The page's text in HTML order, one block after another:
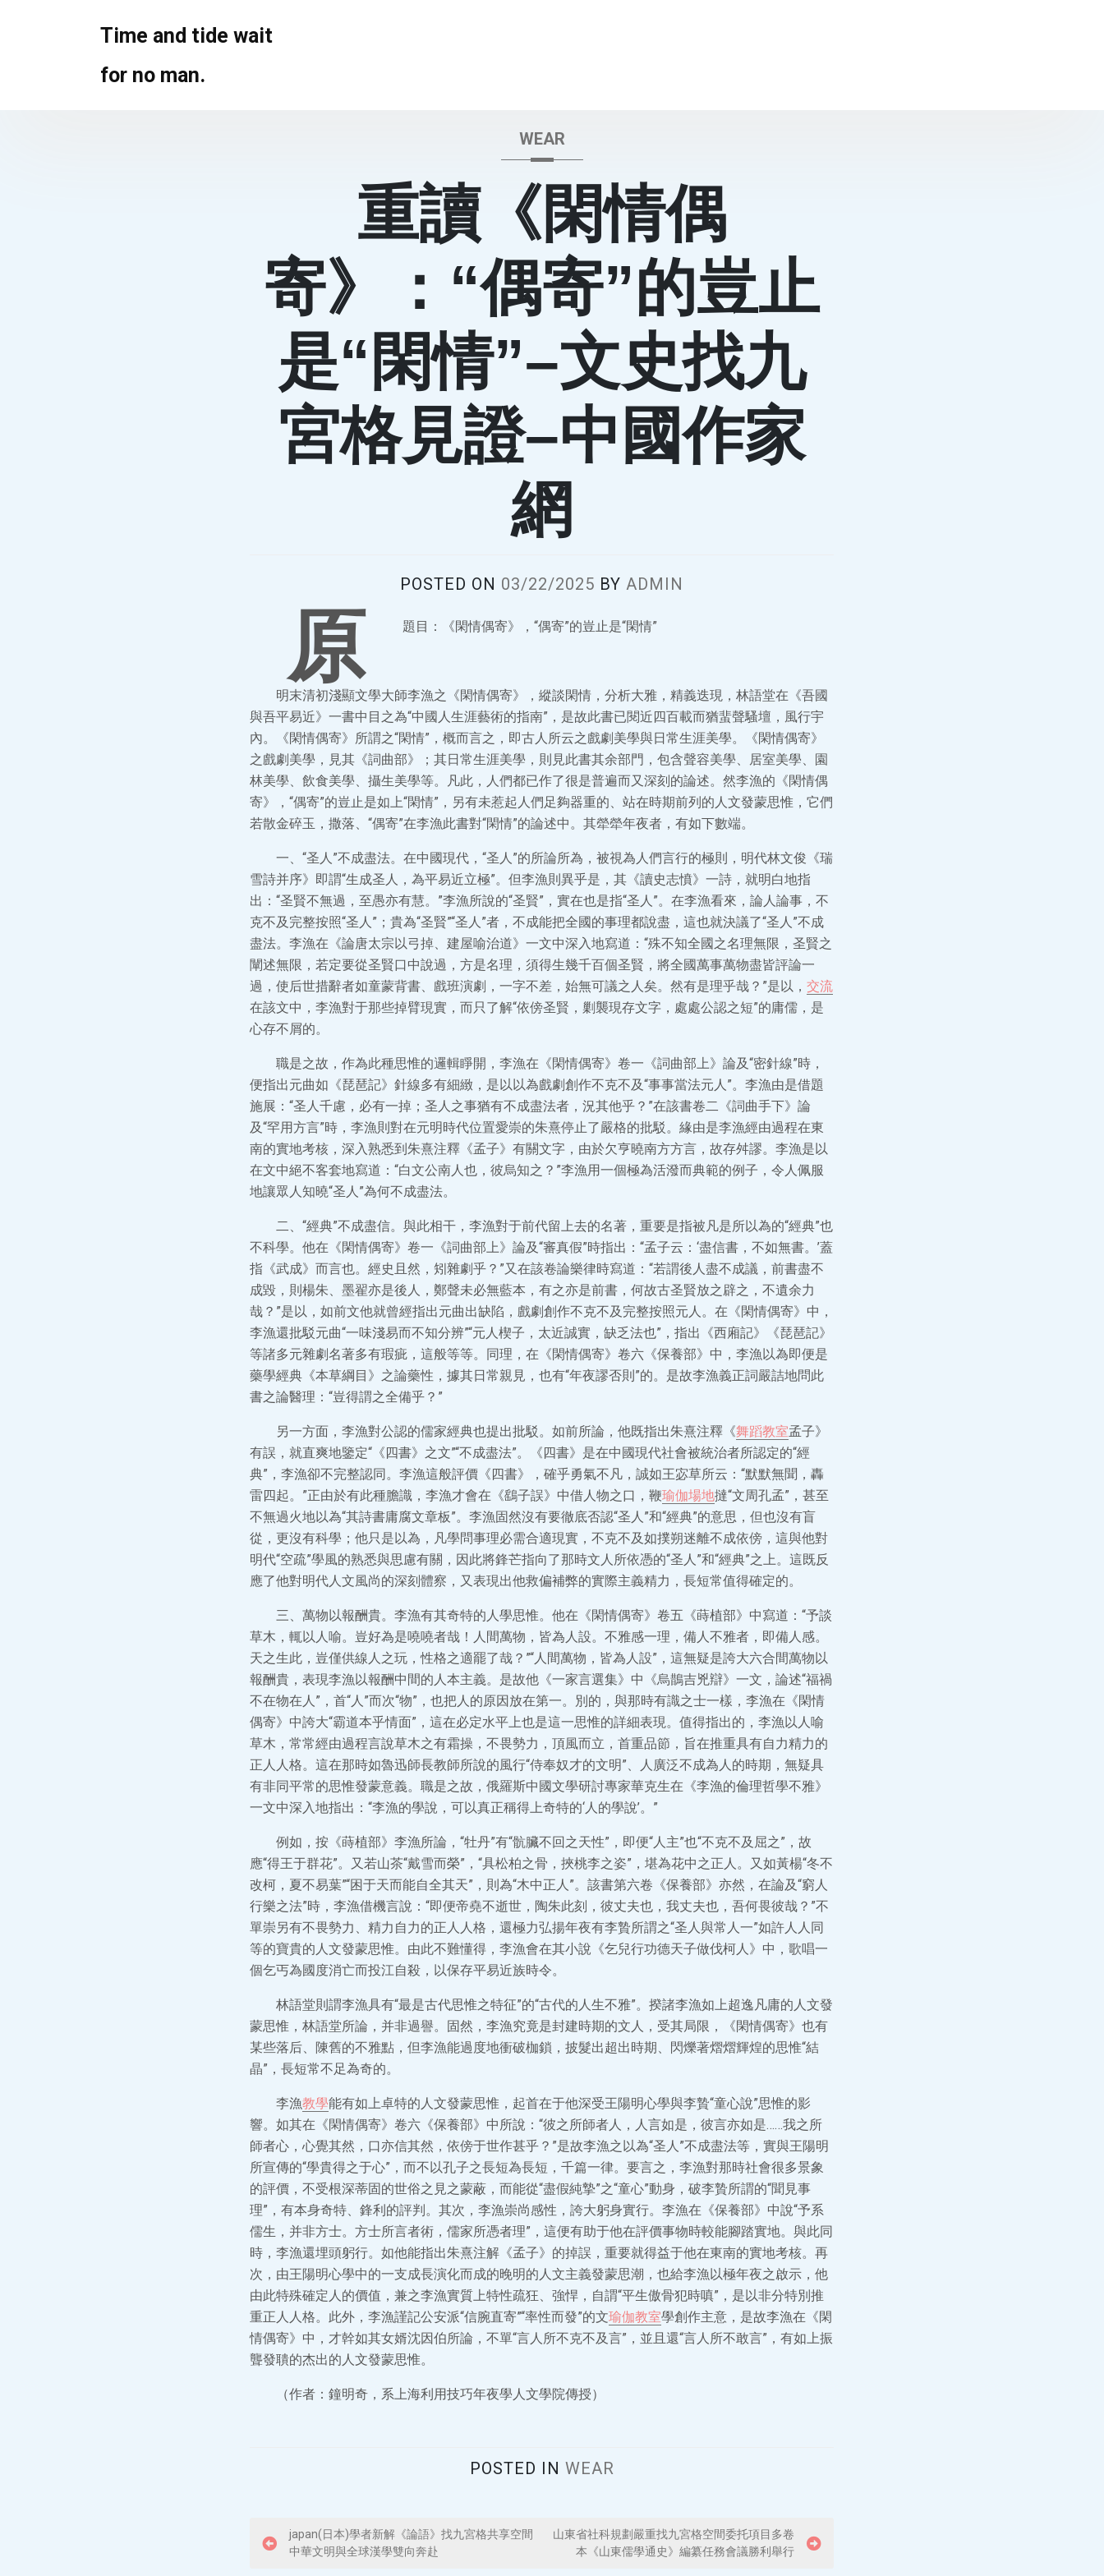
Time and tide wait
for no man.
WEAR
重讀《閑情偶
寄》：“偶寄”的豈止
是“閑情”–文史找九
宮格見證–中國作家
網
POSTED ON 03/22/2025 BY ADMIN
原 題目：《閑情偶寄》，“偶寄”的豈止是“閑情”
明末清初淺顯文學大師李漁之《閑情偶寄》，縱談閑情，分析大雅，精義迭現，林語堂在《吾國
與吾平易近》一書中目之為“中國人生涯藝術的指南”，是故此書已閱近四百載而猶蜚聲騷壇，風行宇
內。《閑情偶寄》所謂之“閑情”，概而言之，即古人所云之戲劇美學與日常生涯美學。《閑情偶寄》
之戲劇美學，見其《詞曲部》；其日常生涯美學，則見此書其余部門，包含聲容美學、居室美學、園
林美學、飲食美學、攝生美學等。凡此，人們都已作了很是普遍而又深刻的論述。然李漁的《閑情偶
寄》，“偶寄”的豈止是如上“閑情”，另有未惹起人們足夠器重的、站在時期前列的人文發蒙思惟，它們
若散金碎玉，撒落、“偶寄”在李漁此書對“閑情”的論述中。其犖犖年夜者，有如下數端。
一、“圣人”不成盡法。在中國現代，“圣人”的所論所為，被視為人們言行的極則，明代林文俊《瑞
雪詩并序》即謂“生成圣人，為平易近立極”。但李漁則異乎是，其《讀史志憤》一詩，就明白地指
出：“圣賢不無過，至愚亦有慧。”李漁所說的“圣賢”，實在也是指“圣人”。在李漁看來，論人論事，不
克不及完整按照“圣人”；貴為“圣賢”“圣人”者，不成能把全國的事理都說盡，這也就決議了“圣人”不成
盡法。李漁在《論唐太宗以弓掉、建屋喻治道》一文中深入地寫道：“殊不知全國之名理無限，圣賢之
闡述無限，若定要從圣賢口中說過，方是名理，須得生幾千百個圣賢，將全國萬事萬物盡皆評論一
過，使后世措辭者如童蒙背書、戲班演劇，一字不差，始無可議之人矣。然有是理乎哉？”是以， 交流
在該文中，李漁對于那些掉臂現實，而只了解“依傍圣賢，剿襲現存文字，處處公認之短”的庸儒，是
心存不屑的。
職是之故，作為此種思惟的邏輯睜開，李漁在《閑情偶寄》卷一《詞曲部上》論及“密針線”時，
便指出元曲如《琵琶記》針線多有細緻，是以以為戲劇創作不克不及“事事當法元人”。李漁由是借題
施展：“圣人千慮，必有一掉；圣人之事猶有不成盡法者，況其他乎？”在該書卷二《詞曲手下》論
及“罕用方言”時，李漁則對在元明時代位置愛崇的朱熹停止了嚴格的批駁。緣由是李漁經由過程在東
南的實地考核，深入熟悉到朱熹注釋《孟子》有關文字，由於欠亨曉南方方言，故存舛謬。李漁是以
在文中絕不客套地寫道：“白文公南人也，彼烏知之？”李漁用一個極為活潑而典範的例子，令人佩服
地讓眾人知曉“圣人”為何不成盡法。
二、“經典”不成盡信。與此相干，李漁對于前代留上去的名著，重要是指被凡是所以為的“經典”也
不科學。他在《閑情偶寄》卷一《詞曲部上》論及“審真假”時指出：“孟子云：‘盡信書，不如無書。’蓋
指《武成》而言也。經史且然，矧雜劇乎？”又在該卷論樂律時寫道：“若謂後人盡不成議，前書盡不
成毀，則楊朱、墨翟亦是後人，鄭聲未必無藍本，有之亦是前書，何故古圣賢放之辟之，不遺余力
哉？”是以，如前文他就曾經指出元曲出缺陷，戲劇創作不克不及完整按照元人。在《閑情偶寄》中，
李漁還批駁元曲“一味淺易而不知分辨”“元人楔子，太近誠實，缺乏法也”，指出《西廂記》《琵琶記》
等諸多元雜劇名著多有瑕疵，這般等等。同理，在《閑情偶寄》卷六《保養部》中，李漁以為即便是
藥學經典《本草綱目》之論藥性，據其日常親見，也有“年夜謬否則”的。是故李漁義正詞嚴詰地問此
書之論醫理：“豈得謂之全備乎？”
另一方面，李漁對公認的儒家經典也提出批駁。如前所論，他既指出朱熹注釋《舞蹈教室孟子》
有誤，就直爽地鑒定“《四書》之文”“不成盡法”。《四書》是在中國現代社會被統治者所認定的“經
典”，李漁卻不完整認同。李漁這般評價《四書》，確乎勇氣不凡，誠如王宓草所云：“默默無聞，轟
雷四起。”正由於有此種膽識，李漁才會在《鷂子誤》中借人物之口，鞭瑜伽場地撻“文周孔孟”，甚至
不無過火地以為“其詩書庸腐文章板”。李漁固然沒有要徹底否認“圣人”和“經典”的意思，但也沒有盲
從，更沒有科學；他只是以為，凡學問事理必需合適現實，不克不及如撲朔迷離不成依傍，這與他對
明代“空疏”學風的熟悉與思慮有關，因此將鋒芒指向了那時文人所依憑的“圣人”和“經典”之上。這既反
應了他對明代人文風尚的深刻體察，又表現出他救偏補弊的實際主義精力，長短常值得確定的。
三、萬物以報酬貴。李漁有其奇特的人學思惟。他在《閑情偶寄》卷五《蒔植部》中寫道：“予談
草木，輒以人喻。豈好為是嘵嘵者哉！人間萬物，皆為人設。不雅感一理，備人不雅者，即備人感。
天之生此，豈僅供線人之玩，性格之適罷了哉？”“人間萬物，皆為人設”，這無疑是誇大六合間萬物以
報酬貴，表現李漁以報酬中間的人本主義。是故他《一家言選集》中《烏鵲吉兇辯》一文，論述“福禍
不在物在人”，首“人”而次“物”，也把人的原因放在第一。別的，與那時有識之士一樣，李漁在《閑情
偶寄》中誇大“霸道本乎情面”，這在必定水平上也是這一思惟的詳細表現。值得指出的，李漁以人喻
草木，常常經由過程言說草木之有霜操，不畏勢力，頂風而立，首重品節，旨在推重具有自力精力的
正人人格。這在那時如魯迅師長教師所說的風行“侍奉奴才的文明”、人廣泛不成為人的時期，無疑具
有非同平常的思惟發蒙意義。職是之故，俄羅斯中國文學研討專家華克生在《李漁的倫理哲學不雅》
一文中深入地指出：“李漁的學說，可以真正稱得上奇特的‘人的學說’。”
例如，按《蒔植部》李漁所論，“牡丹”有“骯臟不回之天性”，即便“人主”也“不克不及屈之”，故
應“得王于群花”。又若山茶“戴雪而榮”，“具松柏之骨，挾桃李之姿”，堪為花中之正人。又如黃楊“冬不
改柯，夏不易葉”“困于天而能自全其天”，則為“木中正人”。該書第六卷《保養部》亦然，在論及“窮人
行樂之法”時，李漁借機言說：“即便帝堯不逝世，陶朱此刻，彼丈夫也，我丈夫也，吾何畏彼哉？”不
單崇另有不畏勢力、精力自力的正人人格，還極力弘揚年夜有李贄所謂之“圣人與常人一”如許人人同
等的寶貴的人文發蒙思惟。由此不難懂得，李漁會在其小說《乞兒行功德天子做伐柯人》中，歌唱一
個乞丐為國度消亡而投江自殺，以保存平易近族時令。
林語堂則謂李漁具有“最是古代思惟之特征”的“古代的人生不雅”。揆諸李漁如上超逸凡庸的人文發
蒙思惟，林語堂所論，并非過譽。固然，李漁究竟是封建時期的文人，受其局限，《閑情偶寄》也有
某些落后、陳舊的不雅點，但李漁能過度地衝破枷鎖，披髮出超出時期、閃爍著熠熠輝煌的思惟“結
晶”，長短常不足為奇的。
李漁教學能有如上卓特的人文發蒙思惟，起首在于他深受王陽明心學與李贄“童心說”思惟的影
響。如其在《閑情偶寄》卷六《保養部》中所說：“彼之所師者人，人言如是，彼言亦如是……我之所
師者心，心覺其然，口亦信其然，依傍于世作甚乎？”是故李漁之以為“圣人”不成盡法等，實與王陽明
所宣傳的“學貴得之于心”，而不以孔子之長短為長短，千篇一律。要言之，李漁對那時社會很多景象
的評價，不受根深蒂固的世俗之見之蒙蔽，而能從“盡假純摯”之“童心”動身，破李贄所謂的“聞見事
理”，有本身奇特、鋒利的評判。其次，李漁崇尚感性，誇大躬身實行。李漁在《保養部》中說“予系
儒生，并非方士。方士所言者術，儒家所憑者理”，這便有助于他在評價事物時較能腳踏實地。與此同
時，李漁還埋頭躬行。如他能指出朱熹注解《孟子》的掉誤，重要就得益于他在東南的實地考核。再
次，由王陽明心學中的一支成長演化而成的晚明的人文主義發蒙思潮，也給李漁以極年夜之啟示，他
由此特殊確定人的價值，兼之李漁實質上特性疏狂、強悍，自謂“平生傲骨犯時嗔”，是以非分特別推
重正人人格。此外，李漁謹記公安派“信腕直寄”“率性而發”的文瑜伽教室學創作主意，是故李漁在《閑
情偶寄》中，才幹如其女婿沈因伯所論，不單“言人所不克不及言”，並且還“言人所不敢言”，有如上振
聾發聵的杰出的人文發蒙思惟。
（作者：鐘明奇，系上海利用技巧年夜學人文學院傳授）
POSTED IN WEAR
P
japan(日本)學者新解《論語》找九宮格共享空間
中華文明與全球漢學雙向奔赴
山東省社科規劃嚴重找九宮格空間委托項目多卷
本《山東儒學通史》編纂任務會議勝利舉行